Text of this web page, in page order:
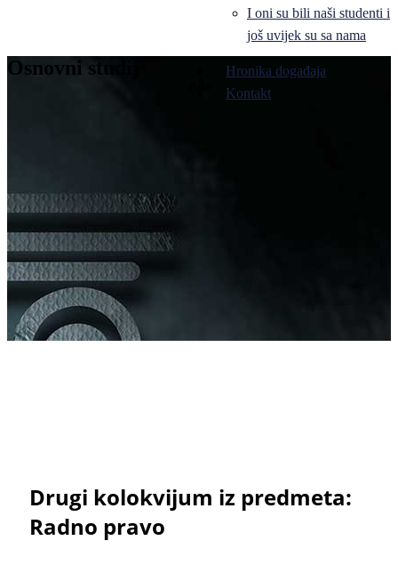
I oni su bili naši studenti i
još uvijek su sa nama
Hronika događaja
Kontakt
Osnovni studij
Drugi kolokvijum iz predmeta:
Radno pravo